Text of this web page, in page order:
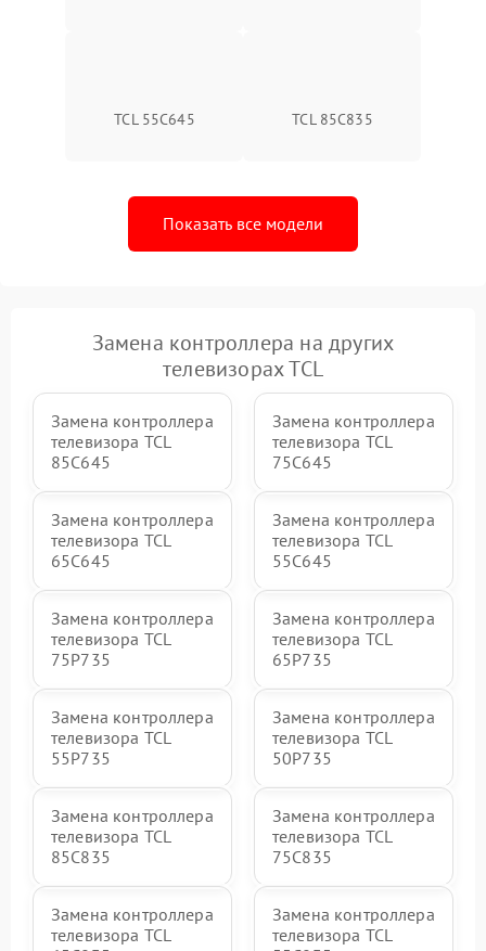
TCL 55C645 TCL 85C835
Показать все модели
Замена контроллера на других
телевизорах TCL
Замена контроллера
телевизора TCL
85C645
Замена контроллера
телевизора TCL
75C645
Замена контроллера
телевизора TCL
65C645
Замена контроллера
телевизора TCL
55C645
Замена контроллера
телевизора TCL
75P735
Замена контроллера
телевизора TCL
65P735
Замена контроллера
телевизора TCL
55P735
Замена контроллера
телевизора TCL
50P735
Замена контроллера
телевизора TCL
85C835
Замена контроллера
телевизора TCL
75C835
Замена контроллера
телевизора TCL
Замена контроллера
телевизора TCL